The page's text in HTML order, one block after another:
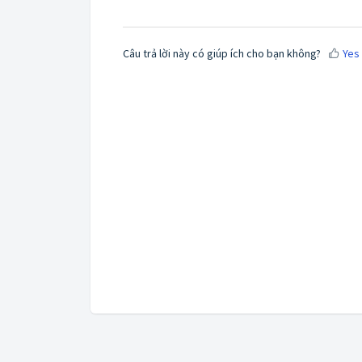
Câu trả lời này có giúp ích cho bạn không? Yes